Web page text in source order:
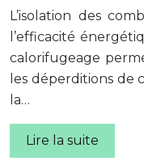
L’isolation des
l’efficacité
calorifugeage
les déperditions de
la…
Lire la suite